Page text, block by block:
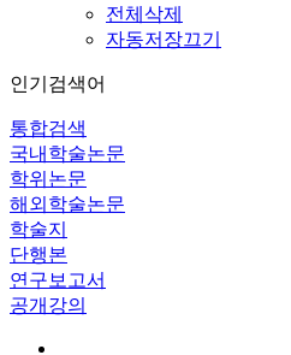
전체삭제
자동저장끄기
인기검색어
통합검색
국내학술논문
학위논문
해외학술논문
학술지
단행본
연구보고서
공개강의